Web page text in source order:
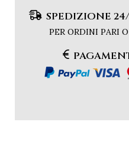
SPEDIZIONE
PER ORDINI PARI